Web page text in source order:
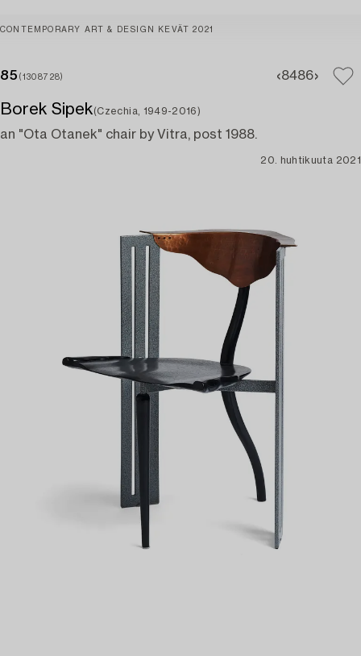
CONTEMPORARY ART & DESIGN KEVÄT 2021
85 (1308728) 8486
Borek Sipek(Czechia, 1949-2016)
an "Ota Otanek" chair by Vitra, post 1988.
20. huhtikuuta 2021